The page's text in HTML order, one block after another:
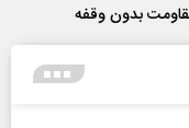
بدون وقفه